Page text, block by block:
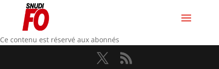
Ce contenu est réservé aux abonnés